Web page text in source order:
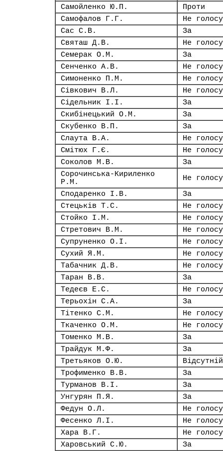
Самойленко Ю.П.
Проти
Самофалов Г.Г.
Не
Сас С.В.
За
Святаш Д.В.
Не
Семерак О.М.
За
Сенченко А.В.
Не
Симоненко П.М.
Не
Сівкович В.Л.
Не
Сідельник І.І.
За
Скибінецький О.М.
За
Скубенко В.П.
За
Слаута В.А.
Не
Смітюх Г.Є.
Не
Соколов М.В.
За
Сорочинська-Кириленко
Р.М.
Не
Сподаренко І.В.
За
Стецьків Т.С.
Не
Стойко І.М.
Не
Стретович В.М.
Не
Супруненко О.І.
Не
Сухий Я.М.
Не
Табачник Д.В.
Не
Таран В.В.
За
Тедеєв Е.С.
Не
Терьохін С.А.
За
Тітенко С.М.
Не
Ткаченко О.М.
Не
Томенко М.В.
За
Трайдук М.Ф.
За
Третьяков О.Ю.
Відсутній
Трофименко В.В.
За
Турманов В.І.
За
Унгурян П.Я.
За
Федун О.Л.
Не
Фесенко Л.І.
Не
Хара В.Г.
Не
Харовський С.Ю.
За